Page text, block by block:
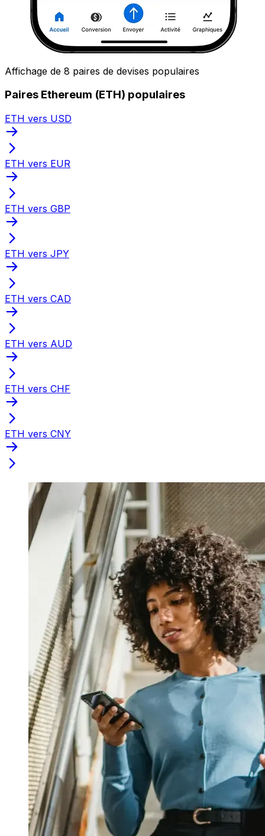
Affichage de 8 paires de devises populaires
Paires Ethereum (ETH) populaires
ETH vers USD
ETH vers EUR
ETH vers GBP
ETH vers JPY
ETH vers CAD
ETH vers AUD
ETH vers CHF
ETH vers CNY